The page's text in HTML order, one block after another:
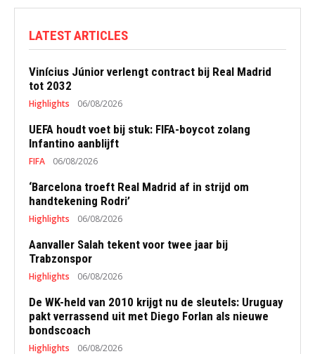
LATEST ARTICLES
Vinícius Júnior verlengt contract bij Real Madrid
tot 2032
Highlights 06/08/2026
UEFA houdt voet bij stuk: FIFA-boycot zolang
Infantino aanblijft
FIFA 06/08/2026
‘Barcelona troeft Real Madrid af in strijd om
handtekening Rodri’
Highlights 06/08/2026
Aanvaller Salah tekent voor twee jaar bij
Trabzonspor
Highlights 06/08/2026
De WK-held van 2010 krijgt nu de sleutels: Uruguay
pakt verrassend uit met Diego Forlan als nieuwe
bondscoach
Highlights 06/08/2026